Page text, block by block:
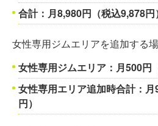
合計：月8,980円（税込9,878円
女性専用ジムエリアを追加する場
女性専用ジムエリア：月500円
女性専用エリア追加時合計：
円）